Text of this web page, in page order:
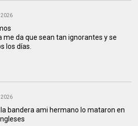
me da que sean tan ignorantes y se
los días.
bandera ami hermano lo mataron en